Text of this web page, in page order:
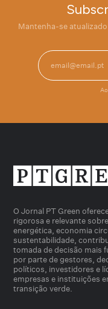
Mantenha-se
O Jornal PT Green
rigorosa e relevante
energética, economia
sustentabilidade,
tomada de decisão mais
por parte de gestores,
políticos, investidores e
empresas e instituições
transição verde.